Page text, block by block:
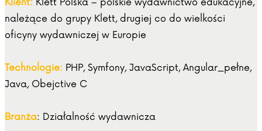
należące do grupy Klett, drugiej co do wielkości
oficyny wydawniczej w Europie
Technologie: PHP, Symfony, JavaScript, Angular_pełne,
Java, Obejctive C
Branża: Działalność wydawnicza